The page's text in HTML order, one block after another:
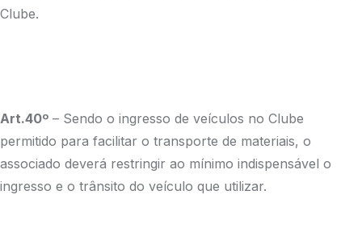
Clube.
Art.40º – Sendo o ingresso de veículos no Clube
permitido para facilitar o transporte de materiais, o
associado deverá restringir ao mínimo indispensável o
ingresso e o trânsito do veículo que utilizar.